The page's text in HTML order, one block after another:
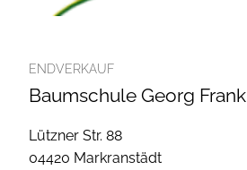
ENDVERKAUF
Baumschule Georg Frank
Lützner Str. 88
04420 Markranstädt